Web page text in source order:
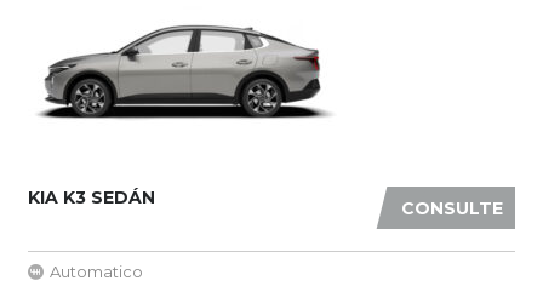
CONSULTE
KIA K3 SEDÁN
Automatico